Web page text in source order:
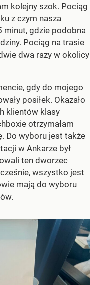
kolejny szok. Pociąg
z czym nasza
minut, gdzie podobna
Pociąg na trasie
dwa razy w okolicy
gdy do mojego
posiłek. Okazało
klientów klasy
otrzymałam
Do wyboru jest także
w Ankarze był
ten dworzec
wszystko jest
mają do wyboru